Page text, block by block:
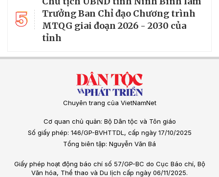
5
Trưởng Ban Chỉ đạo Chương trình
MTQG giai đoạn 2026 - 2030 của
tỉnh
Chuyên trang của VietNamNet
Cơ quan chủ quản: Bộ Dân tộc và Tôn giáo
Số giấy phép: 146/GP-BVHTTDL, cấp ngày 17/10/2025
Tổng biên tập: Nguyễn Văn Bá
Giấy phép hoạt động báo chí số 57/GP-BC do Cục Báo chí, Bộ
Văn hóa, Thể thao và Du lịch cấp ngày 06/11/2025.